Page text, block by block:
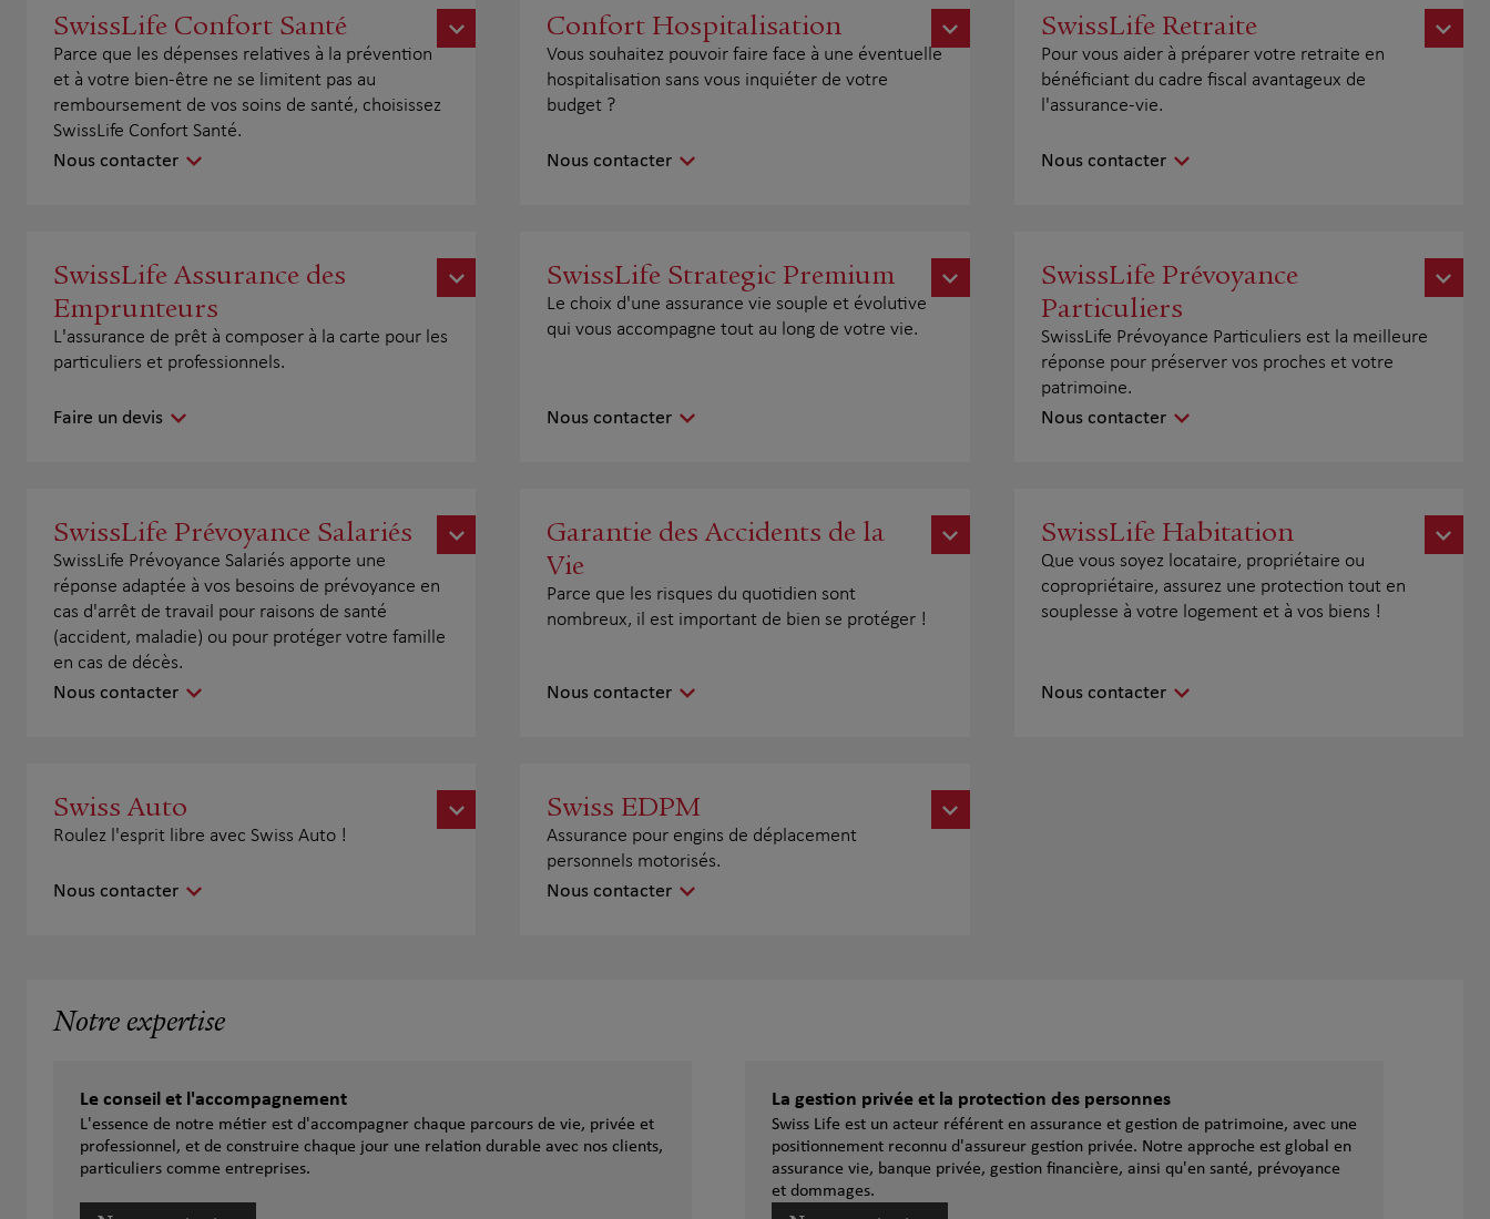
SwissLife Confort Santé
Parce que les dépenses relatives à la prévention
et à votre bien-être ne se limitent pas au
remboursement de vos soins de santé, choisissez
SwissLife Confort Santé.
Nous contacter
Confort Hospitalisation
Vous souhaitez pouvoir faire face à une éventuelle
hospitalisation sans vous inquiéter de votre
budget ?
Nous contacter
SwissLife Retraite
Pour vous aider à préparer votre retraite en
bénéficiant du cadre fiscal avantageux de
l'assurance-vie.
Nous contacter
SwissLife Assurance des
Emprunteurs
L'assurance de prêt à composer à la carte pour les
particuliers et professionnels.
Faire un devis
SwissLife Strategic Premium
Le choix d'une assurance vie souple et évolutive
qui vous accompagne tout au long de votre vie.
Nous contacter
SwissLife Prévoyance
Particuliers
SwissLife Prévoyance Particuliers est la meilleure
réponse pour préserver vos proches et votre
patrimoine.
Nous contacter
SwissLife Prévoyance Salariés
SwissLife Prévoyance Salariés apporte une
réponse adaptée à vos besoins de prévoyance en
cas d'arrêt de travail pour raisons de santé
(accident, maladie) ou pour protéger votre famille
en cas de décès.
Nous contacter
Garantie des Accidents de la
Vie
Parce que les risques du quotidien sont
nombreux, il est important de bien se protéger !
Nous contacter
SwissLife Habitation
Que vous soyez locataire, propriétaire ou
copropriétaire, assurez une protection tout en
souplesse à votre logement et à vos biens !
Nous contacter
Swiss Auto
Roulez l'esprit libre avec Swiss Auto !
Nous contacter
Swiss EDPM
Assurance pour engins de déplacement
personnels motorisés.
Nous contacter
Notre expertise
Le conseil et l'accompagnement
L'essence de notre métier est d'accompagner chaque parcours de vie, privée et
professionnel, et de construire chaque jour une relation durable avec nos clients,
particuliers comme entreprises.
La gestion privée et la protection des personnes
Swiss Life est un acteur référent en assurance et gestion de patrimoine, avec une
positionnement reconnu d'assureur gestion privée. Notre approche est global en
assurance vie, banque privée, gestion financière, ainsi qu'en santé, prévoyance
et dommages.